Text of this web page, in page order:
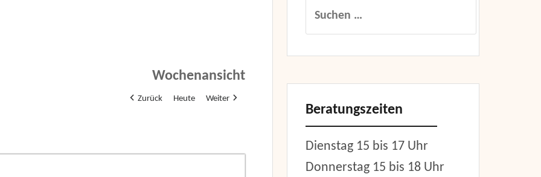
Wochenansicht
Zurück Heute Weiter
Suchen
Beratungszeiten
Dienstag 15 bis 17 Uhr
Donnerstag 15 bis 18 Uhr